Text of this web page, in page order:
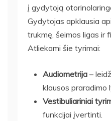
į gydytoją
Gydytojas apklausia
trukmę, šeimos ligas ir
Atliekami šie tyrimai:
Audiometrija –
klausos praradimo
Vestibuliariniai
funkcijai įvertinti.